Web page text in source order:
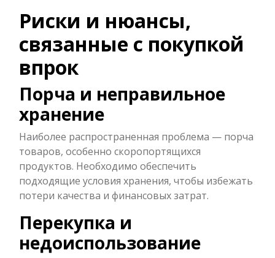
Риски и нюансы,
связанные с покупкой
впрок
Порча и неправильное
хранение
Наиболее распространенная проблема — порча
товаров, особенно скоропортящихся
продуктов. Необходимо обеспечить
подходящие условия хранения, чтобы избежать
потери качества и финансовых затрат.
Перекупка и
недоиспользование